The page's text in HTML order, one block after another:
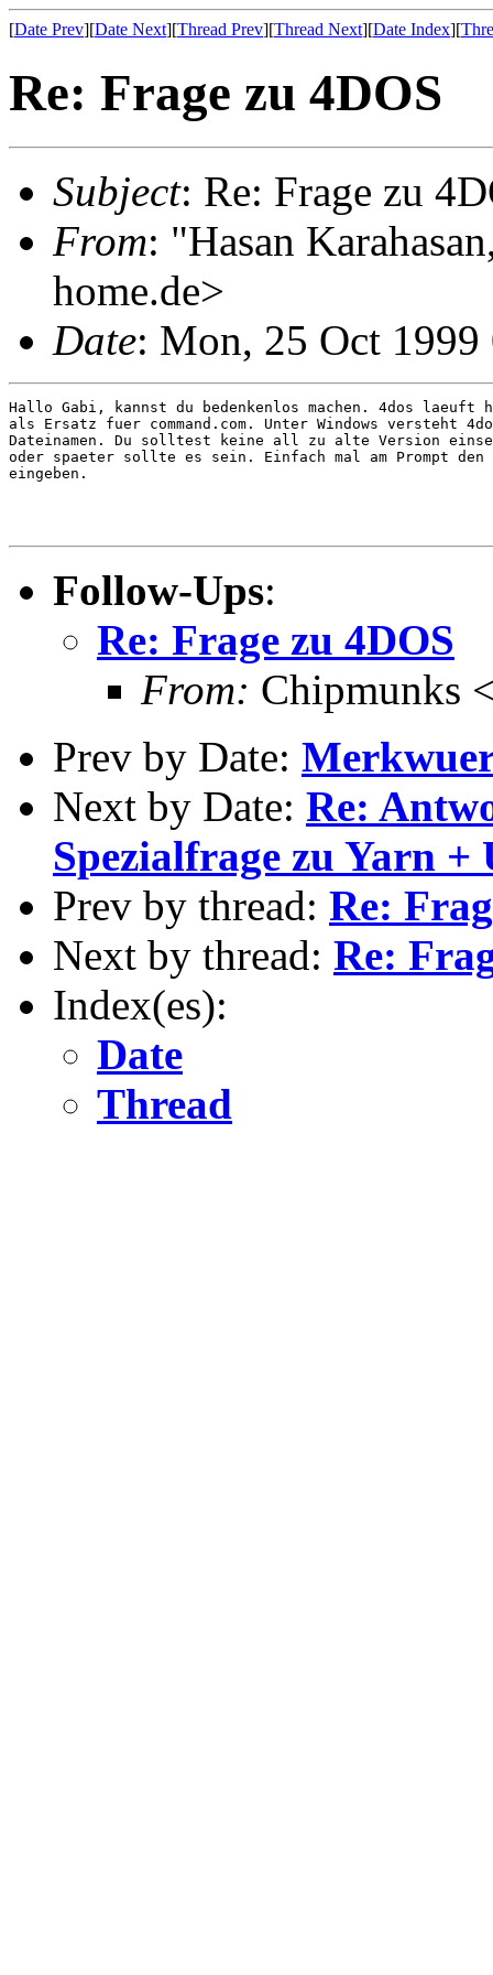
[Date Prev][Date Next][Thread Prev][Thread Next][Date Index][
Re: Frage zu 4DOS
Subject: Re: Frage zu
From: "Hasan
home.de>
Date: Mon, 25 Oct
Hallo Gabi, kannst du bedenkenlos machen. 4dos laeuft
als Ersatz fuer command.com. Unter Windows versteht
Dateinamen. Du solltest keine all zu alte Version
oder spaeter sollte es sein. Einfach mal am Prompt
eingeben.
Follow-Ups:
Re: Frage zu 4DOS
From: Chipmunks
Prev by Date:
Next by Date: Re:
Spezialfrage zu Yarn +
Prev by thread: Re:
Next by thread: Re:
Index(es):
Date
Thread